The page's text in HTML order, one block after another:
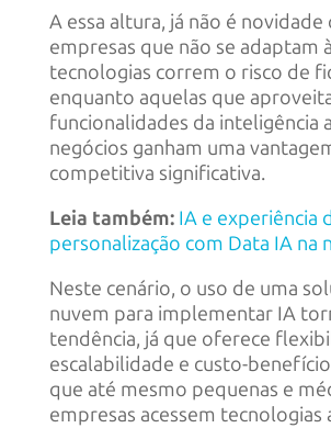
A essa altura, já não é novidade
empresas que não se adaptam
tecnologias correm o risco de
enquanto aquelas que
funcionalidades da inteligência
negócios ganham uma
competitiva significativa.
Leia também: IA e experiência
personalização com Data IA na
Neste cenário, o uso de uma
nuvem para implementar IA
tendência, já que oferece
escalabilidade e custo-
que até mesmo pequenas e
empresas acessem tecnologias